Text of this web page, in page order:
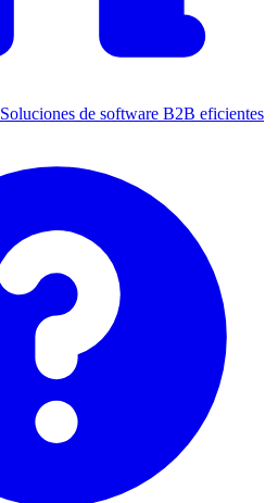
Soluciones de software B2B eficientes